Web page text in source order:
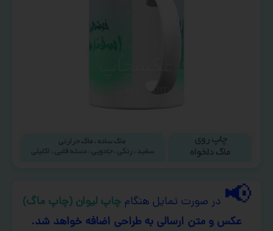
📢 در صورت تمایل هنگام چاپ لیوان (چاپ ماگ)
عکس و متن ارسالی به طراحی اضافه خواهد شد.